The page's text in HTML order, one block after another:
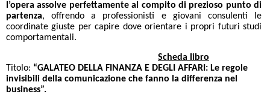
l’opera assolve perfettamente al compito di prezioso punto di
partenza, offrendo a professionisti e giovani consulenti le
coordinate giuste per capire dove orientare i propri futuri studi
comportamentali.
Scheda libro
Titolo: “GALATEO DELLA FINANZA E DEGLI AFFARI: Le regole
invisibili della comunicazione che fanno la differenza nel
business”.